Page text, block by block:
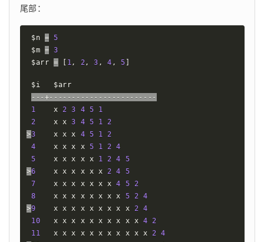
尾部：
$n = 5
$m = 3
$arr = 1, 2, 3 , 4 , 5
$i
$arr
-- - +-- -- -- -- -- -- -- -- -- -- -- --
1
    x
2 3 4 5
1
2
    x x
3 4 5 1 2
>3
    x x x
4 5 1 2
4
    x x x x
5 1 2
4
5
    x x x x x
1 2 4
5
>6
    x x x x x x
2 4
5
7
    x x x x x x x
4 5 2
8
    x x x x x x x x
5 2 4
>9
    x x x x x x x x x
2 4
10
   x x x x x x x x x x
4 2
11
   x x x x x x x x x x x
2 4